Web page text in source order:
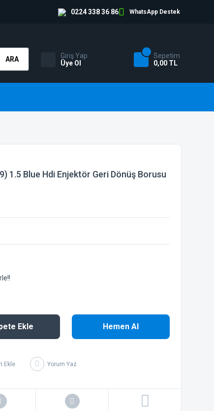
0224 338 36 86 WhatsApp Destek
ARA
Giriş Yap
Üye Ol
Sepetim
0,00 TL
1.5 Blue Hdi Enjektör Geri Dönüş Borusu
Ekle Hemen Al
Yorum Yaz